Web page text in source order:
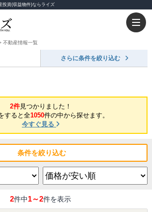
投資(収益物件)ならライズ
不動産情報一覧
さらに条件を絞り込む
2件見つかりました！
すると全1050件の中から探せます。
今すぐ見る
条件を絞り込む
2件中1～2件を表示